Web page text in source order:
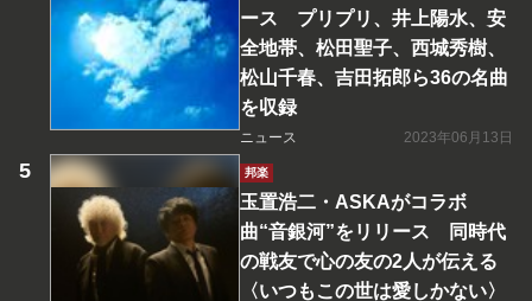
ース プリプリ、井上陽水、安
全地帯、松田聖子、西城秀樹、
松山千春、吉田拓郎ら36の名曲
を収録
ニュース 2023年06月13日
邦楽
玉置浩二・ASKAがコラボ
曲“音銀河”をリリース 同時代
の戦友で心の友の2人が伝える
〈いつもこの世は愛しかない〉